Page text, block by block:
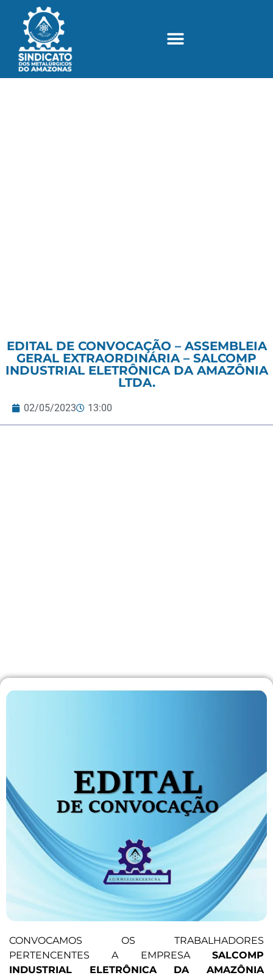
EDITAL DE CONVOCAÇÃO – ASSEMBLEIA
GERAL EXTRAORDINÁRIA – SALCOMP
INDUSTRIAL ELETRÔNICA DA AMAZÔNIA
LTDA.
02/05/2023 13:00
CONVOCAMOS OS TRABALHADORES
PERTENCENTES A EMPRESA SALCOMP
INDUSTRIAL ELETRÔNICA DA AMAZÔNIA